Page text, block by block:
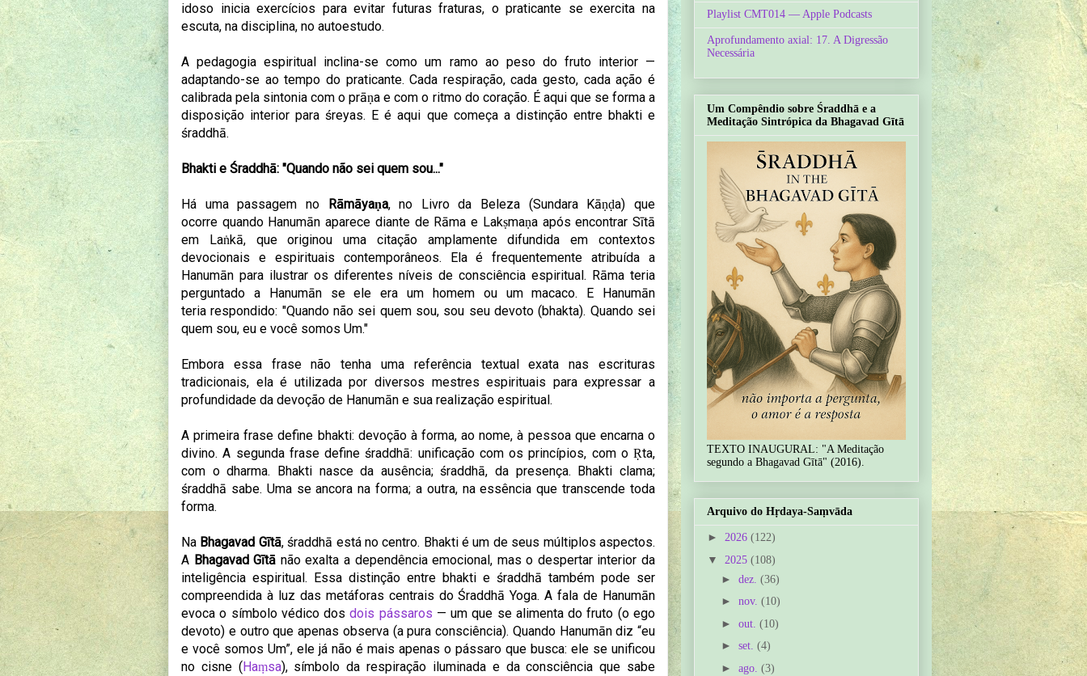
idoso inicia exercícios para evitar futuras fraturas, o praticante se exercita na
escuta, na disciplina, no autoestudo.
A pedagogia espiritual inclina-se como um ramo ao peso do fruto interior —
adaptando-se ao tempo do praticante. Cada respiração, cada gesto, cada ação é
calibrada pela sintonia com o prāṇa e com o ritmo do coração. É aqui que se forma a
disposição interior para śreyas. E é aqui que começa a distinção entre bhakti e
śraddhā.
Bhakti e Śraddhā: "Quando não sei quem sou..."
Há uma passagem no Rāmāyaṇa, no Livro da Beleza (Sundara Kāṇḍa) que
ocorre quando Hanumān aparece diante de Rāma e Lakṣmaṇa após encontrar Sītā
em Laṅkā, que originou uma citação amplamente difundida em contextos
devocionais e espirituais contemporâneos. Ela é frequentemente atribuída a
Hanumān para ilustrar os diferentes níveis de consciência espiritual. Rāma teria
perguntado a Hanumān se ele era um homem ou um macaco. E Hanumān
teriarespondido: "Quando não sei quem sou, sou seu devoto (bhakta). Quando sei
quem sou, eu e você somos Um."
Embora essa frase não tenha uma referência textual exata nas escrituras
tradicionais, ela é utilizada por diversos mestres espirituais para expressar a
profundidade da devoção de Hanumān e sua realização espiritual.
A primeira frase define bhakti: devoção à forma, ao nome, à pessoa que encarna o
divino. A segunda frase define śraddhā: unificação com os princípios, com o Ṛta,
com o dharma. Bhakti nasce da ausência; śraddhā, da presença. Bhakti clama;
śraddhā sabe. Uma se ancora na forma; a outra, na essência que transcende toda
forma.
Na Bhagavad Gītā, śraddhā está no centro. Bhakti é um de seus múltiplos aspectos.
A Bhagavad Gītā não exalta a dependência emocional, mas o despertar interior da
inteligência espiritual. Essa distinção entre bhakti e śraddhā também pode ser
compreendida à luz das metáforas centrais do Śraddhā Yoga. A fala de Hanumān
evoca o símbolo védico dosdois pássaros — um que se alimenta do fruto (o ego
devoto) e outro que apenas observa (a pura consciência). Quando Hanumān diz “eu
e você somos Um”, ele já não é mais apenas o pássaro que busca: ele se unificou
no cisne (Haṃsa), símbolo da respiração iluminada e da consciência que sabe
Playlist CMT014 — Apple Podcasts
Aprofundamento axial: 17. A Digressão
Necessária
Um Compêndio sobre Śraddhā e a
Meditação Sintrópica da Bhagavad Gītā
TEXTO INAUGURAL: "A Meditação
segundo a Bhagavad Gītā" (2016).
Arquivo do Hṛdaya-Saṃvāda
► 2026 (122)
▼ 2025 (108)
► dez. (36)
► nov. (10)
► out. (10)
► set. (4)
► ago. (3)